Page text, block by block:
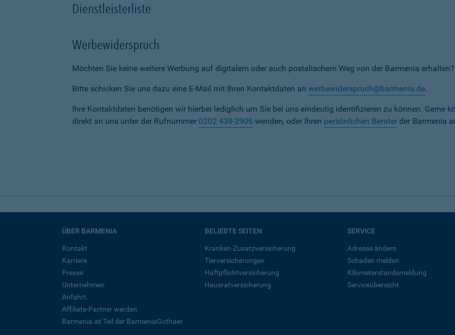
Dienstleisterliste
Werbewiderspruch
Möchten Sie keine weitere Werbung auf digitalem oder auch postalischem Weg von der Barmenia
Bitte schicken Sie uns dazu eine E-Mail mit Ihren Kontaktdaten an werbewiderspruch@barmenia.de.
Ihre Kontaktdaten benötigen wir hierbei lediglich um Sie bei uns eindeutig identifizieren zu können. Gerne
direkt an uns unter der Rufnummer 0202 438-2906 wenden, oder Ihren persönlichen Berater der Barmenia
ÜBER BARMENIA
Kontakt
Karriere
Presse
Unternehmen
Anfahrt
Affiliate-Partner werden
Barmenia ist Teil der BarmeniaGothaer
BELIEBTE SEITEN
Kranken-Zusatzversicherung
Tierversicherungen
Haftpflichtversicherung
Hausratversicherung
SERVICE
Adresse ändern
Schaden melden
Kilometerstandsmeldung
Serviceübersicht